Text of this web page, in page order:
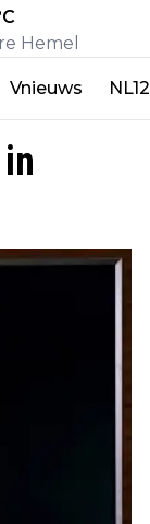
Hemel
Vnieuws NL12